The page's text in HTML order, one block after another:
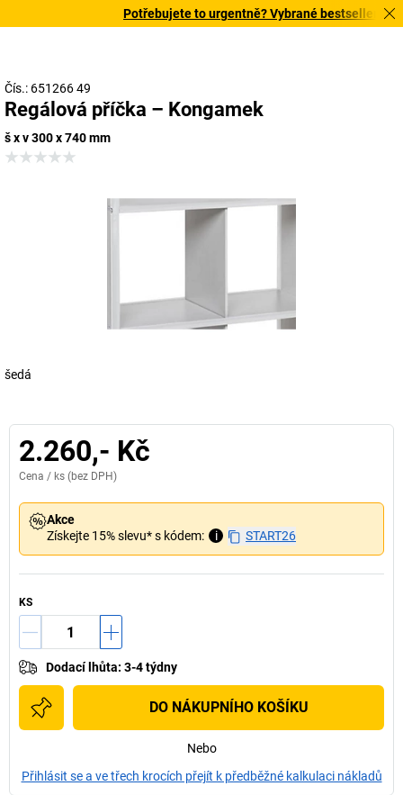
Potřebujete to urgentně? Vybrané bestsellery
Čís.: 651266 49
Regálová příčka – Kongamek
š x v 300 x 740 mm
šedá
2.260,- Kč
Cena / ks (bez DPH)
Akce
Získejte 15% slevu* s kódem:
i START26
KS
Dodací lhůta: 3-4 týdny
DO NÁKUPNÍHO KOŠÍKU
Nebo
Přihlásit se a ve třech krocích přejít k předběžné kalkulaci nákladů